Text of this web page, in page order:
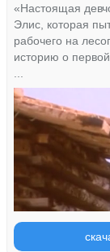
«Настоящая
Элис, которая
рабочего на
историю о